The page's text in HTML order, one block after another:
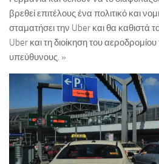
βρεθεί επιτέλους ένα πολιτικό και
σταματήσει την Uber και θα καθιστά
Uber και τη διοίκηση του
υπεύθυνους. »